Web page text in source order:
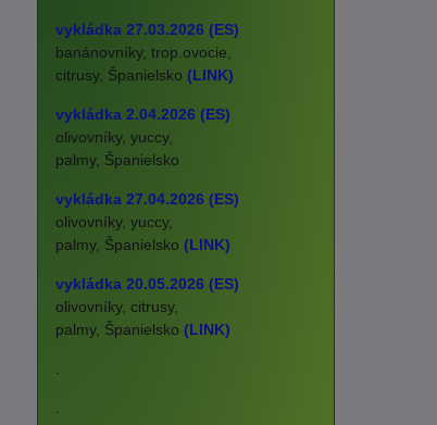
vykládka 27.03.2026 (ES)
banánovníky, trop.ovocie,
citrusy, Španielsko (LINK)
vykládka 2.04.2026 (ES)
olivovníky, yuccy,
palmy, Španielsko
vykládka 27.04.2026 (ES)
olivovníky, yuccy,
palmy, Španielsko (LINK)
vykládka 20.05.2026 (ES)
olivovníky, citrusy,
palmy, Španielsko (LINK)